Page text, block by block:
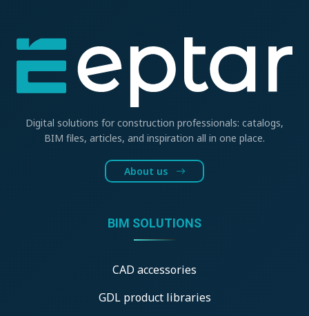
Digital solutions for construction professionals: catalogs,
BIM files, articles, and inspiration all in one place.
About us
BIM SOLUTIONS
CAD accessories
GDL product libraries